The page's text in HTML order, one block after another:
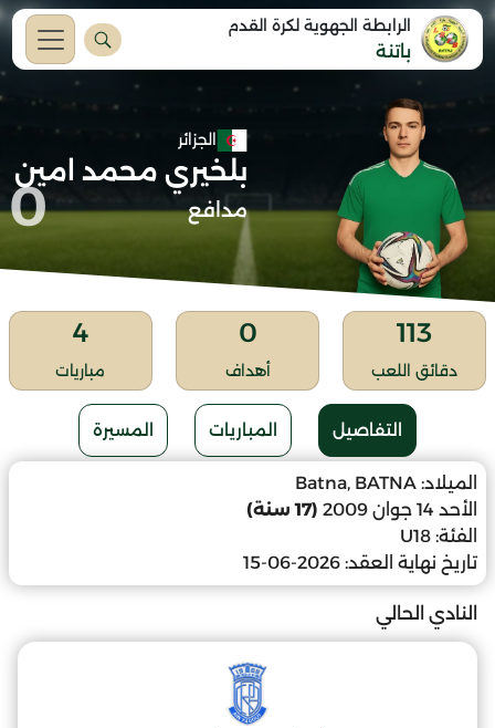
الرابطة الجهوية لكرة القدم
باتنة
الجزائر
بلخيري محمد امين
مدافع 0
113
دقائق اللعب
0
أهداف
4
مباريات
التفاصيل المباريات المسيرة
الميلاد: Batna, BATNA
الأحد 14 جوان 2009
(17 سنة)
الفئة: U18
تاريخ نهاية العقد: 2026-06-15
النادي الحالي